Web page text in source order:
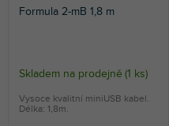
Formula 2-mB 1,8 m
Skladem na prodejně (1 ks)
Vysoce kvalitní miniUSB kabel.
Délka: 1,8m.